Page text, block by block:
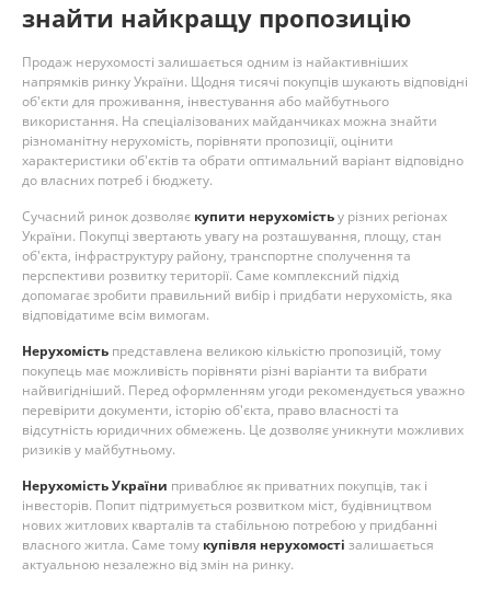
знайти найкращу пропозицію
Продаж нерухомості залишається одним із найактивніших
напрямків ринку України. Щодня тисячі покупців шукають відповідні
об'єкти для проживання, інвестування або майбутнього
використання. На спеціалізованих майданчиках можна знайти
різноманітну нерухомість, порівняти пропозиції, оцінити
характеристики об'єктів та обрати оптимальний варіант відповідно
до власних потреб і бюджету.
Сучасний ринок дозволяє купити нерухомістьу різних регіонах
України. Покупці звертають увагу на розташування, площу, стан
об'єкта, інфраструктуру району, транспортне сполучення та
перспективи розвитку території. Саме комплексний підхід
допомагає зробити правильний вибір і придбати нерухомість, яка
відповідатиме всім вимогам.
Нерухомість представлена великою кількістю пропозицій, тому
покупець має можливість порівняти різні варіанти та вибрати
найвигідніший. Перед оформленням угоди рекомендується уважно
перевірити документи, історію об'єкта, право власності та
відсутність юридичних обмежень. Це дозволяє уникнути можливих
ризиків у майбутньому.
Нерухомість України приваблює як приватних покупців, так і
інвесторів. Попит підтримується розвитком міст, будівництвом
нових житлових кварталів та стабільною потребою у придбанні
власного житла. Саме тому купівля нерухомості залишається
актуальною незалежно від змін на ринку.